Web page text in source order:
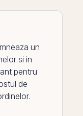
un
si in
pentru
de